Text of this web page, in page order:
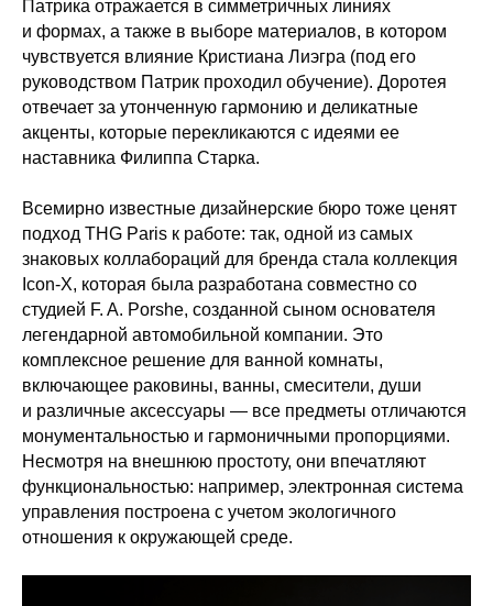
Патрика отражается в симметричных линиях
и формах, а также в выборе материалов, в котором
чувствуется влияние Кристиана Лиэгра (под его
руководством Патрик проходил обучение). Доротея
отвечает за утонченную гармонию и деликатные
акценты, которые перекликаются с идеями ее
наставника Филиппа Старка.
Всемирно известные дизайнерские бюро тоже ценят
подход THG Paris к работе: так, одной из самых
знаковых коллабораций для бренда стала коллекция
Icon-X, которая была разработана совместно со
студией F. A. Porshe, созданной сыном основателя
легендарной автомобильной компании. Это
комплексное решение для ванной комнаты,
включающее раковины, ванны, смесители, души
и различные аксессуары — все предметы отличаются
монументальностью и гармоничными пропорциями.
Несмотря на внешнюю простоту, они впечатляют
функциональностью: например, электронная система
управления построена с учетом экологичного
отношения к окружающей среде.